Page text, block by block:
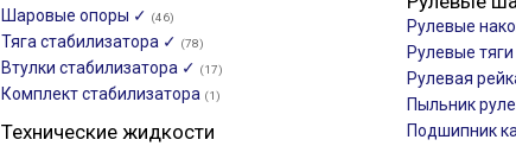
Шаровые опоры ✓ (46)
Тяга стабилизатора ✓ (78)
Втулки стабилизатора ✓ (17)
Комплект стабилизатора (1)
Рулевые
Рулевые
Рулевая
Пыльник
Подшипник
Технические жидкости